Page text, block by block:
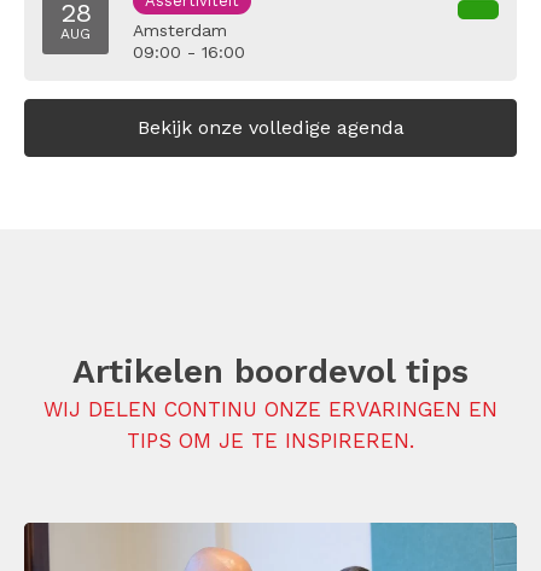
28
AUG
Amsterdam
09:00 - 16:00
Bekijk onze volledige agenda
Artikelen boordevol tips
WIJ DELEN CONTINU ONZE ERVARINGEN EN
TIPS OM JE TE INSPIREREN.